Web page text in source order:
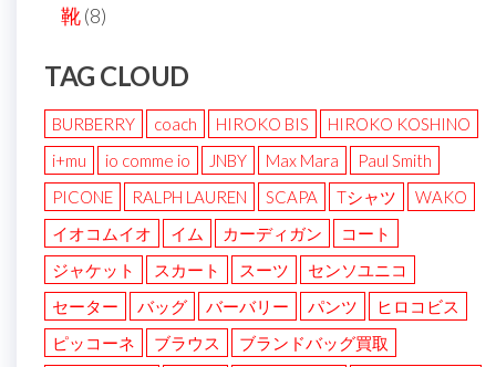
靴(8)
TAG CLOUD
BURBERRY coach HIROKO BIS
HIROKO KOSHINO
i+mu
io comme io JNBY Max Mara
Paul Smith
PICONE
RALPH LAUREN SCAPA Tシャツ
WAKO
イオコムイオ
イム カーディガン
コート
ジャケット
スカート スーツ
センソユニコ
セーター
バッグ バーバリー パンツ
ヒロコビス
ピッコーネ
ブラウス
ブランドバッグ買取